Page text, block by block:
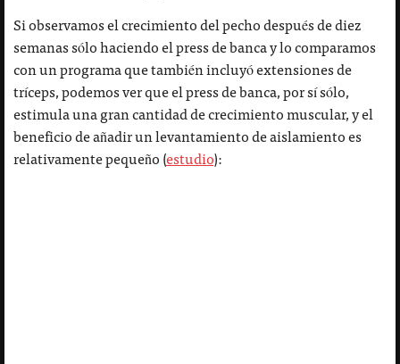
Si observamos el crecimiento del pecho después de diez
semanas sólo haciendo el press de banca y lo comparamos
con un programa que también incluyó extensiones de
tríceps, podemos ver que el press de banca, por sí sólo,
estimula una gran cantidad de crecimiento muscular, y el
beneficio de añadir un levantamiento de aislamiento es
relativamente pequeño (estudio):